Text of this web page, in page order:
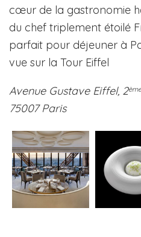
cœur de la gastronomie
du chef triplement étoilé
parfait pour déjeuner à
vue sur la Tour Eiffel
Avenue Gustave Eiffel, 2ème
75007 Paris